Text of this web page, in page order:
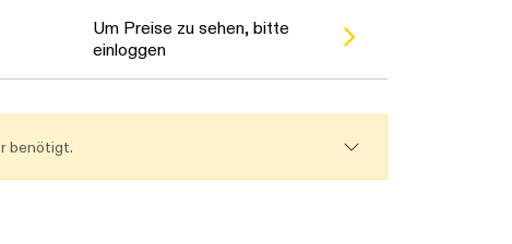
Um Preise zu sehen, bitte
einloggen
benötigt.